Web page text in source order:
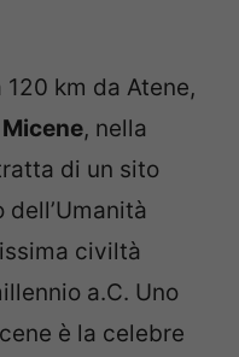
km da Atene,
Micene, nella
di un sito
civiltà
a.C. Uno
è la celebre